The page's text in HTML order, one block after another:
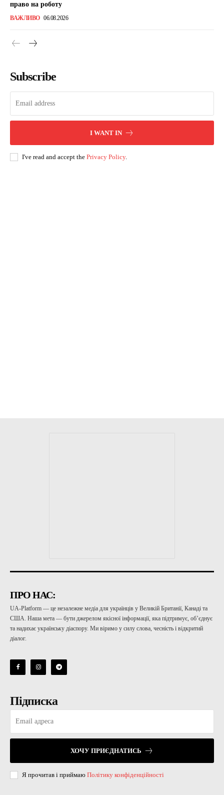
право на роботу
ВАЖЛИВО 06.08.2026
Subscribe
I WANT IN
I've read and accept the Privacy Policy.
ПРО НАС:
UA-Platform — це незалежне медіа для українців у Великій Британії, Канаді та
США. Наша мета — бути джерелом якісної інформації, яка підтримує, об’єднує
та надихає українську діаспору. Ми віримо у силу слова, чесність і відкритий
діалог.
Підписка
ХОЧУ ПРИЄДНАТИСЬ
Я прочитав і приймаю Політику конфіденційності